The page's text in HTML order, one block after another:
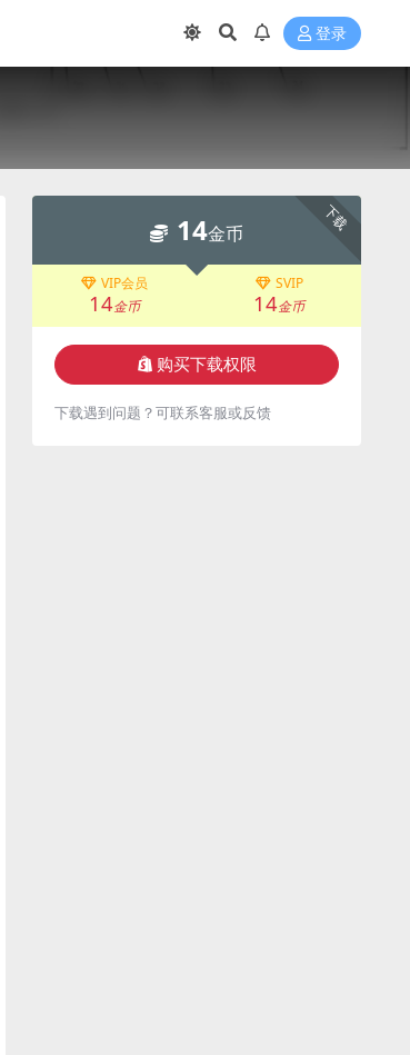
登录
下载
14金币
VIP会员
14金币
SVIP
14金币
购买下载权限
下载遇到问题？可联系客服或反馈